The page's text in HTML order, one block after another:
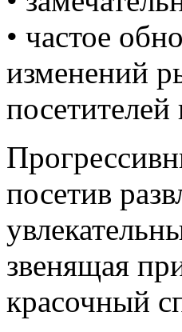
• частое
изменений
посетителей
посетив
звенящая
красочный